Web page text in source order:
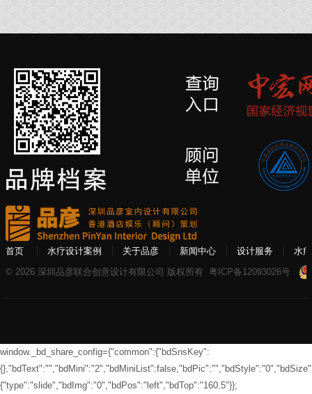
首页 水疗设计案例 关于品彦 新闻中心 设计服务
水
© 2026 深圳品彦联合创意设计有限公司 版权所有 粤ICP备12093026号
window._bd_share_config={"common":{"bdSnsKey":
{"type":"slide","bdImg":"0","bdPos":"left","bdTop":"160.5"}};